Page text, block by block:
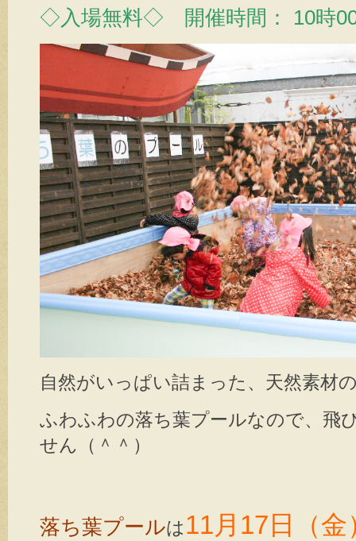
◇入場無料◇ 開催時間： 10時00
自然がいっぱい詰まった、天然素材
ふわふわの落ち葉プールなので、飛
せん（＾＾）
落ち葉プールは11月17日（金